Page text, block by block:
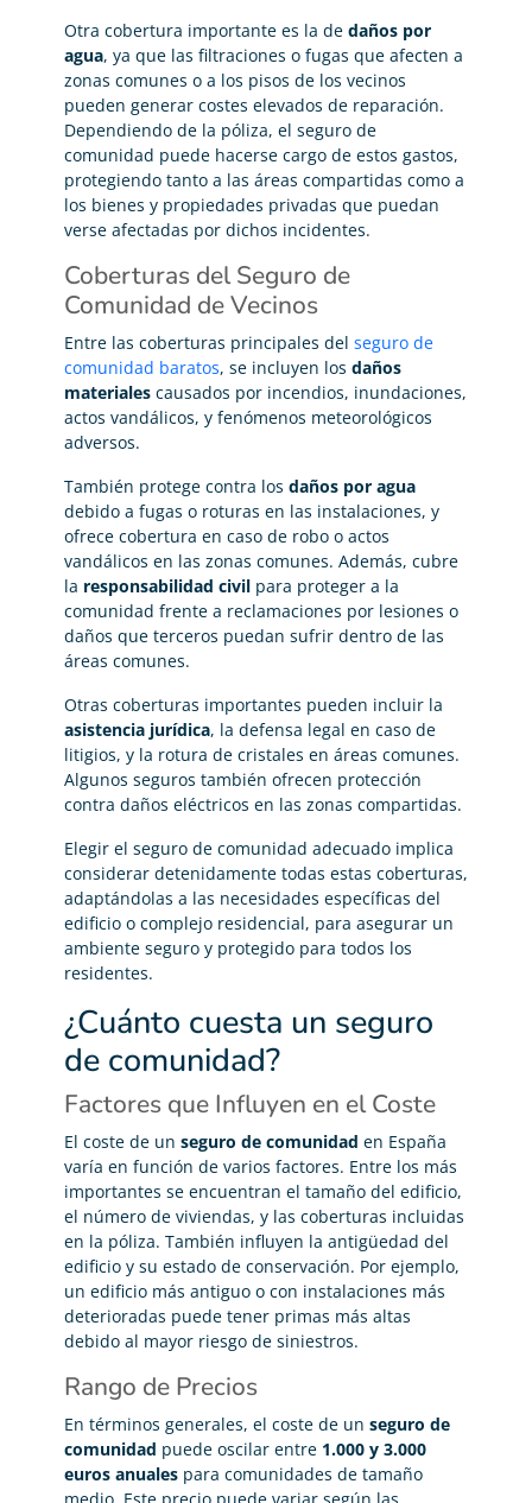
Otra cobertura importante es la de daños por
agua, ya que las filtraciones o fugas que afecten a
zonas comunes o a los pisos de los vecinos
pueden generar costes elevados de reparación.
Dependiendo de la póliza, el seguro de
comunidad puede hacerse cargo de estos gastos,
protegiendo tanto a las áreas compartidas como a
los bienes y propiedades privadas que puedan
verse afectadas por dichos incidentes.
Coberturas del Seguro de
Comunidad de Vecinos
Entre las coberturas principales del seguro de
comunidad baratos, se incluyen los daños
materiales causados por incendios, inundaciones,
actos vandálicos, y fenómenos meteorológicos
adversos.
También protege contra los daños por agua
debido a fugas o roturas en las instalaciones, y
ofrece cobertura en caso de robo o actos
vandálicos en las zonas comunes. Además, cubre
la responsabilidad civil para proteger a la
comunidad frente a reclamaciones por lesiones o
daños que terceros puedan sufrir dentro de las
áreas comunes.
Otras coberturas importantes pueden incluir la
asistencia jurídica, la defensa legal en caso de
litigios, y la rotura de cristales en áreas comunes.
Algunos seguros también ofrecen protección
contra daños eléctricos en las zonas compartidas.
Elegir el seguro de comunidad adecuado implica
considerar detenidamente todas estas coberturas,
adaptándolas a las necesidades específicas del
edificio o complejo residencial, para asegurar un
ambiente seguro y protegido para todos los
residentes.
¿Cuánto cuesta un seguro
de comunidad?
Factores que Influyen en el Coste
El coste de un seguro de comunidad en España
varía en función de varios factores. Entre los más
importantes se encuentran el tamaño del edificio,
el número de viviendas, y las coberturas incluidas
en la póliza. También influyen la antigüedad del
edificio y su estado de conservación. Por ejemplo,
un edificio más antiguo o con instalaciones más
deterioradas puede tener primas más altas
debido al mayor riesgo de siniestros.
Rango de Precios
En términos generales, el coste de un seguro de
comunidad puede oscilar entre 1.000 y 3.000
euros anuales para comunidades de tamaño